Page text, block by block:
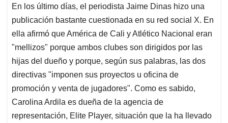
En los último días, el periodista Jaime Dinas hizo una
publicación bastante cuestionada en su red social X. En
ella afirmó que América de Cali y Atlético Nacional eran
"mellizos" porque ambos clubes son dirigidos por las
hijas del dueño y porque, según sus palabras, las dos
directivas "imponen sus proyectos u oficina de
promoción y venta de jugadores". Como es sabido,
Carolina Ardila es dueña de la agencia de
representación, Elite Player, situación que la ha llevado